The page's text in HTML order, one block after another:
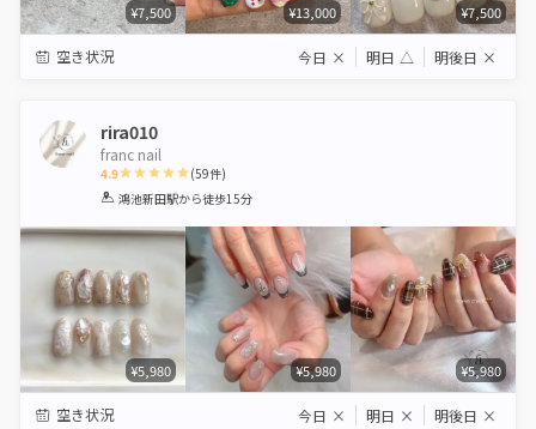
¥7,500 ¥13,000 ¥7,500
空き状況 今日 × 明日 △ 明後日 ×
rira010
franc nail
4.9
1 2 3 4 5
(59件)
鴻池新田駅から徒歩15分
¥5,980 ¥5,980 ¥5,980
空き状況 今日 × 明日 × 明後日 ×